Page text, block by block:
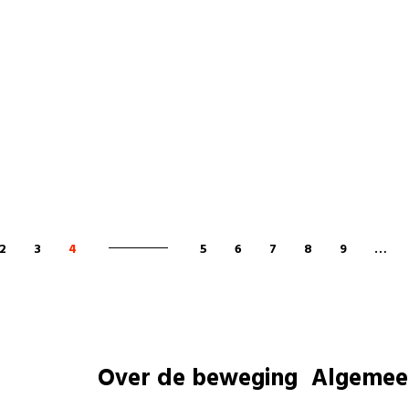
2 3 4 5 6 7 8 9 …
Over de beweging